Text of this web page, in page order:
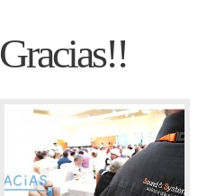
Gracias!!